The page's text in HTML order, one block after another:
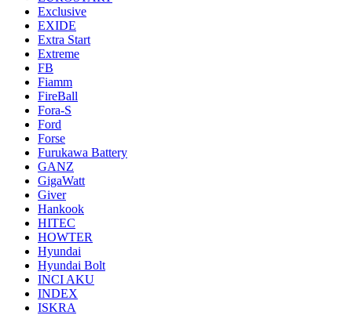
Exclusive
EXIDE
Extra Start
Extreme
FB
Fiamm
FireBall
Fora-S
Ford
Forse
Furukawa Battery
GANZ
GigaWatt
Giver
Hankook
HITEC
HOWTER
Hyundai
Hyundai Bolt
INCI AKU
INDEX
ISKRA